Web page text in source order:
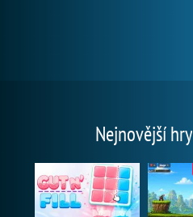
Nejnovější hry